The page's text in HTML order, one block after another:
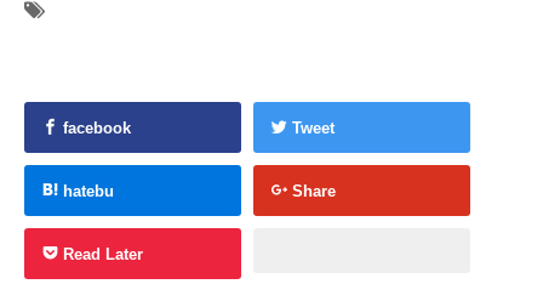
facebook Tweet
hatebu Share
Read Later